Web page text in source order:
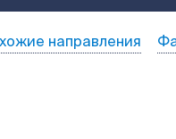
направления